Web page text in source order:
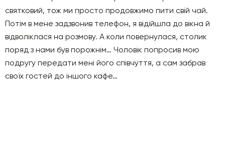
святковий, тож ми просто продовжимо пити свій чай.
Потім в мене задзвонив телефон, я відійшла до вікна й
відволіклася на розмову. А коли повернулася, столик
поряд з нами був порожнім… Чоловік попросив мою
подругу передати мені його співчуття, а сам забрав
своїх гостей до іншого кафе…